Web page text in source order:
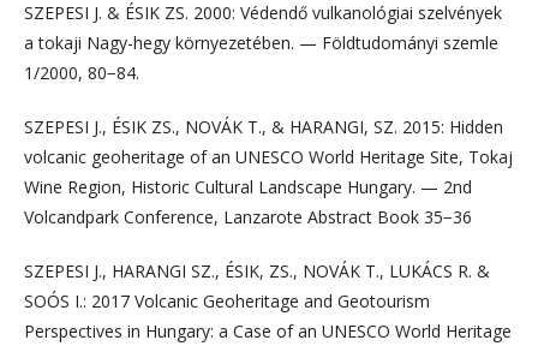
SZEPESI J. & ÉSIK ZS. 2000: Védendő vulkanológiai szelvények
a tokaji Nagy-hegy környezetében. — Földtudományi szemle
1/2000, 80−84.
SZEPESI J., ÉSIK ZS., NOVÁK T., & HARANGI, SZ. 2015: Hidden
volcanic geoheritage of an UNESCO World Heritage Site, Tokaj
Wine Region, Historic Cultural Landscape Hungary. — 2nd
Volcandpark Conference, Lanzarote Abstract Book 35−36
SZEPESI J., HARANGI SZ., ÉSIK, ZS., NOVÁK T., LUKÁCS R. &
SOÓS I.: 2017 Volcanic Geoheritage and Geotourism
Perspectives in Hungary: a Case of an UNESCO World Heritage